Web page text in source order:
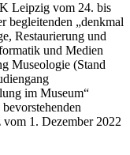
Leipzig vom 24. bis
begleitenden „denkmal
Restaurierung und
und Medien
Museologie (Stand
im Museum“
1. Dezember 2022